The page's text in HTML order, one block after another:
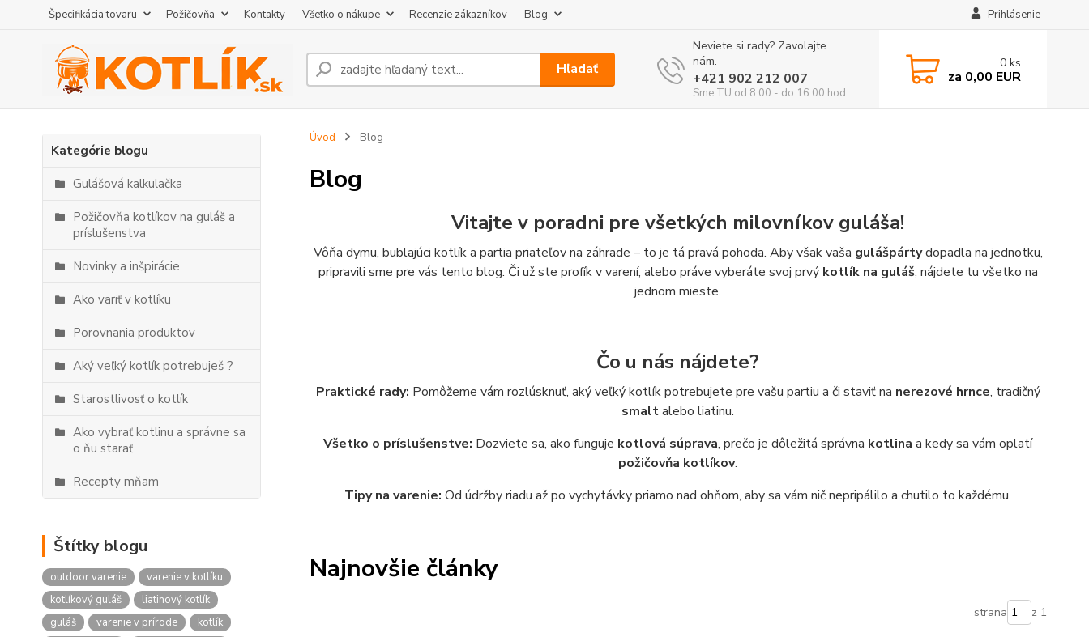
Špecifikácia tovaru Požičovňa Kontakty Všetko o nákupe Recenzie zákazníkov Blog Prihlásenie
Hľadať
Neviete si rady? Zavolajte
nám.
+421 902 212 007
Sme TU od 8:00 - do 16:00 hod
0 ks
za 0,00 EUR
Kategórie blogu
Gulášová kalkulačka
Požičovňa kotlíkov na guláš a
príslušenstva
Novinky a inšpirácie
Ako variť v kotlíku
Porovnania produktov
Aký veľký kotlík potrebuješ ?
Starostlivosť o kotlík
Ako vybrať kotlinu a správne sa
o ňu starať
Recepty mňam
Štítky blogu
outdoor varenie
varenie v kotlíku
kotlíkový guláš
liatinový kotlík
guláš
varenie v prírode
kotlík
Úvod Blog
Blog
Vitajte v poradni pre všetkých milovníkov guláša!
Vôňa dymu, bublajúci kotlík a partia priateľov na záhrade – to je tá pravá pohoda. Aby však vaša gulášpártydopadla na jednotku,
pripravili sme pre vás tento blog. Či už ste profík v varení, alebo práve vyberáte svoj prvý kotlík na guláš, nájdete tu všetko na
jednom mieste.
Čo u nás nájdete?
Praktické rady: Pomôžeme vám rozlúsknuť, aký veľký kotlík potrebujete pre vašu partiu a či staviť na nerezové hrnce, tradičný
smaltalebo liatinu.
Všetko o príslušenstve: Dozviete sa, ako funguje kotlová súprava, prečo je dôležitá správna kotlina a kedy sa vám oplatí
požičovňa kotlíkov.
Tipy na varenie: Od údržby riadu až po vychytávky priamo nad ohňom, aby sa vám nič nepripálilo a chutilo to každému.
Najnovšie články
strana z 1